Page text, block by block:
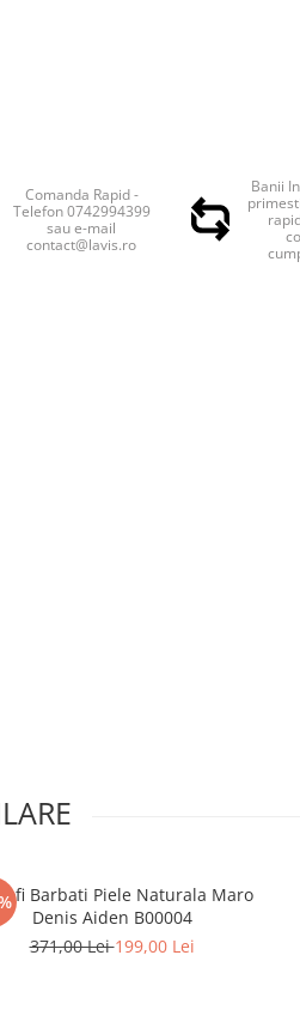
Comanda Rapid -
Telefon 0742994399
sau e-mail
contact@lavis.ro
Banii
Barbati Piele Naturala Maro
Denis Aiden B00004
371,00 Lei199,00 Lei